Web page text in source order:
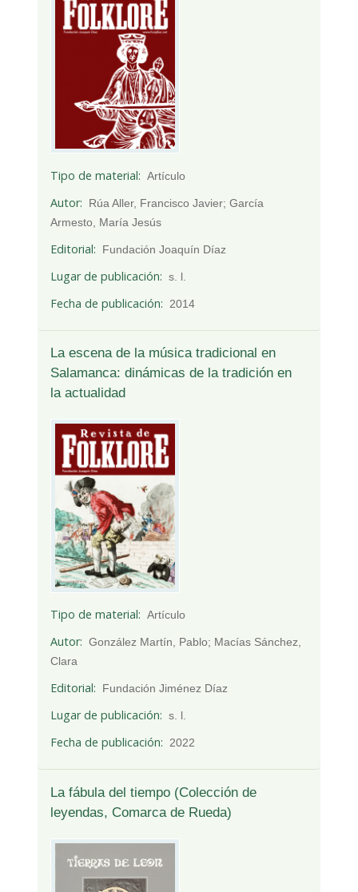
Tipo de material Artículo
Autor
Rúa Aller, Francisco Javier; García
Armesto, María Jesús
Editorial Fundación Joaquín Díaz
Lugar de publicación s. l.
Fecha de publicación 2014
La escena de la música tradicional en
Salamanca: dinámicas de la tradición en
la actualidad
Tipo de material Artículo
Autor
González Martín, Pablo; Macías Sánchez,
Clara
Editorial Fundación Jiménez Díaz
Lugar de publicación s. l.
Fecha de publicación 2022
La fábula del tiempo (Colección de
leyendas, Comarca de Rueda)